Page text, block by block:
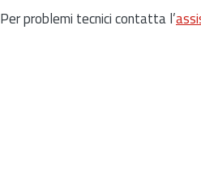
Per problemi tecnici contatta l’